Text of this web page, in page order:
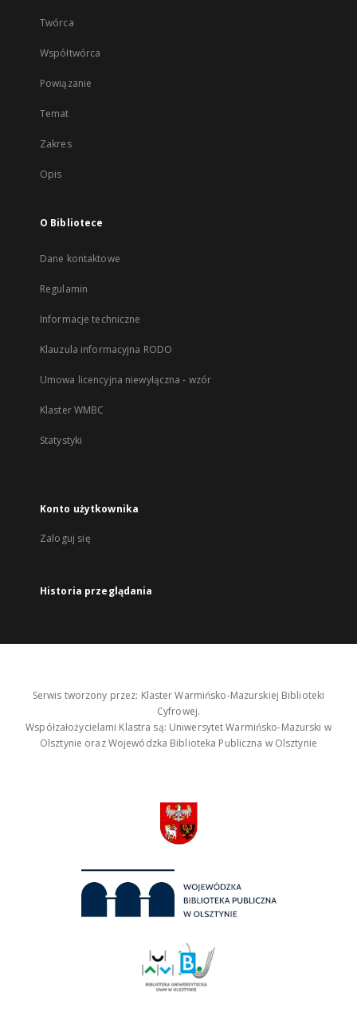
Twórca
Współtwórca
Powiązanie
Temat
Zakres
Opis
O Bibliotece
Dane kontaktowe
Regulamin
Informacje techniczne
Klauzula informacyjna RODO
Umowa licencyjna niewyłączna - wzór
Klaster WMBC
Statystyki
Konto użytkownika
Zaloguj się
Historia przeglądania
Serwis tworzony przez: Klaster Warmińsko-Mazurskiej Biblioteki
Cyfrowej.
Współzałożycielami Klastra są: Uniwersytet Warmińsko-Mazurski w
Olsztynie oraz Wojewódzka Biblioteka Publiczna w Olsztynie